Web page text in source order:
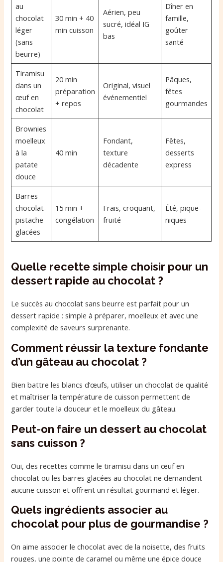
au
chocolat
léger
(sans
beurre)
30 min + 40
min cuisson
Aérien, peu
sucré, idéal IG
bas
Dîner en
famille,
goûter
santé
Tiramisu
dans un
œuf en
chocolat
20 min
préparation
+ repos
Original, visuel
événementiel
Pâques,
fêtes
gourmandes
Brownies
moelleux
à la
patate
douce
40 min
Fondant,
texture
décadente
Fêtes,
desserts
express
Barres
chocolat-
pistache
glacées
15 min +
congélation
Frais, croquant,
fruité
Été, pique-
niques
Quelle recette simple choisir pour un
dessert rapide au chocolat ?
Le succès au chocolat sans beurre est parfait pour un
dessert rapide : simple à préparer, moelleux et avec une
complexité de saveurs surprenante.
Comment réussir la texture fondante
d’un gâteau au chocolat ?
Bien battre les blancs d’œufs, utiliser un chocolat de qualité
et maîtriser la température de cuisson permettent de
garder toute la douceur et le moelleux du gâteau.
Peut-on faire un dessert au chocolat
sans cuisson ?
Oui, des recettes comme le tiramisu dans un œuf en
chocolat ou les barres glacées au chocolat ne demandent
aucune cuisson et offrent un résultat gourmand et léger.
Quels ingrédients associer au
chocolat pour plus de gourmandise ?
On aime associer le chocolat avec de la noisette, des fruits
rouges, une pointe de caramel ou même une épice douce